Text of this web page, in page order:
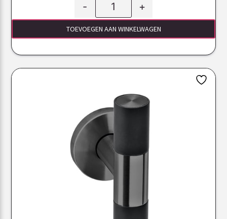
- +
TOEVOEGEN AAN WINKELWAGEN